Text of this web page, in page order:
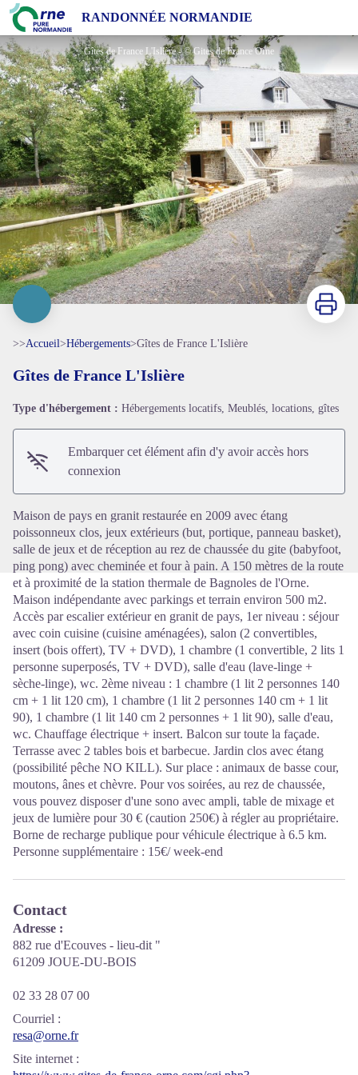
RANDONNÉE NORMANDIE
Gîtes de France L'Islière
Gîtes de France L'Islière - © Gites de France Orne
Voir l'image en plein écran
Imprimer
>>Accueil>Hébergements>Gîtes de France L'Islière
Gîtes de France L'Islière
Type d'hébergement : Hébergements locatifs, Meublés, locations, gîtes
Embarquer cet élément afin d'y avoir accès hors
connexion
Maison de pays en granit restaurée en 2009 avec étang
poissonneux clos, jeux extérieurs (but, portique, panneau basket),
salle de jeux et de réception au rez de chaussée du gite (babyfoot,
ping pong) avec cheminée et four à pain. A 150 mètres de la route
et à proximité de la station thermale de Bagnoles de l'Orne.
Maison indépendante avec parkings et terrain environ 500 m2.
Accès par escalier extérieur en granit de pays, 1er niveau : séjour
avec coin cuisine (cuisine aménagées), salon (2 convertibles,
insert (bois offert), TV + DVD), 1 chambre (1 convertible, 2 lits 1
personne superposés, TV + DVD), salle d'eau (lave-linge +
sèche-linge), wc. 2ème niveau : 1 chambre (1 lit 2 personnes 140
cm + 1 lit 120 cm), 1 chambre (1 lit 2 personnes 140 cm + 1 lit
90), 1 chambre (1 lit 140 cm 2 personnes + 1 lit 90), salle d'eau,
wc. Chauffage électrique + insert. Balcon sur toute la façade.
Terrasse avec 2 tables bois et barbecue. Jardin clos avec étang
(possibilité pêche NO KILL). Sur place : animaux de basse cour,
moutons, ânes et chèvre. Pour vos soirées, au rez de chaussée,
vous pouvez disposer d'une sono avec ampli, table de mixage et
jeux de lumière pour 30 € (caution 250€) à régler au propriétaire.
Borne de recharge publique pour véhicule électrique à 6.5 km.
Personne supplémentaire : 15€/ week-end
Contact
Adresse :
882 rue d'Ecouves - lieu-dit "
61209 JOUE-DU-BOIS
02 33 28 07 00
Courriel :
resa@orne.fr
Site internet :